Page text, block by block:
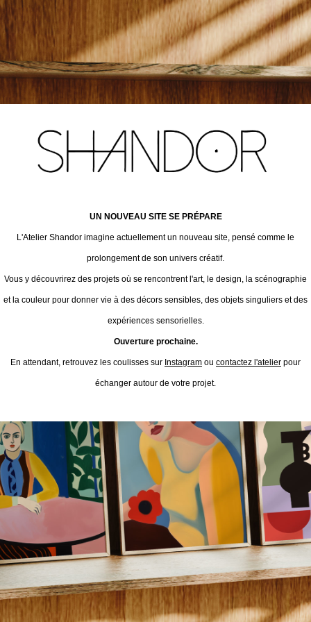
UN NOUVEAU SITE SE PRÉPARE
L'Atelier Shandor imagine actuellement un nouveau site, pensé comme le
prolongement de son univers créatif.
Vous y découvrirez des projets où se rencontrent l'art, le design, la scénographie
et la couleur pour donner vie à des décors sensibles, des objets singuliers et des
expériences sensorielles.
Ouverture prochaine.
En attendant, retrouvez les coulisses sur Instagram ou contactez l'atelier pour
échanger autour de votre projet.